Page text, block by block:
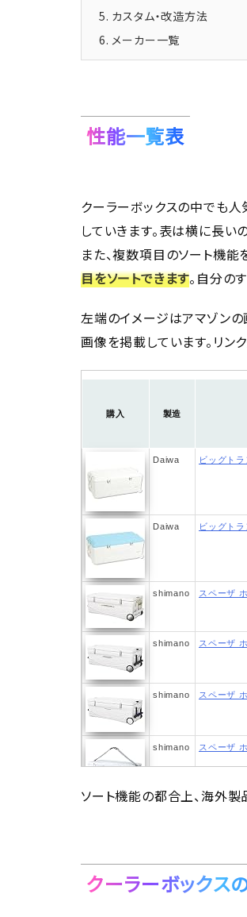
5. カスタム・改造方法
6. メーカー一覧
性能一覧表
クーラーボックスの中でも
していきます。表は横に長い
また、複数項目のソート機能
目をソートできます。自分の
左端のイメージはアマゾン
画像を掲載しています。リン
購入 製造
Daiwa ビッグト
Daiwa ビッグト
shimano スペーザ
shimano スペーザ
shimano スペーザ
shimano スペーザ
shimano スペーザ
ソート機能の都合上、海外
クーラーボックス